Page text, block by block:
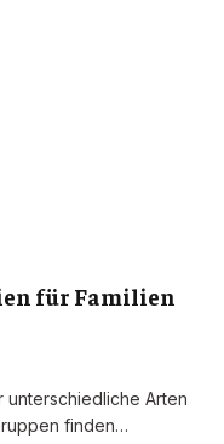
für Familien
unterschiedliche Arten
finden…